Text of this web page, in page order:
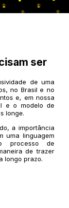
ser
de uma
no Brasil e no
e, em nossa
e o modelo de
longe.
a importância
uma linguagem
processo de
de trazer
longo prazo.